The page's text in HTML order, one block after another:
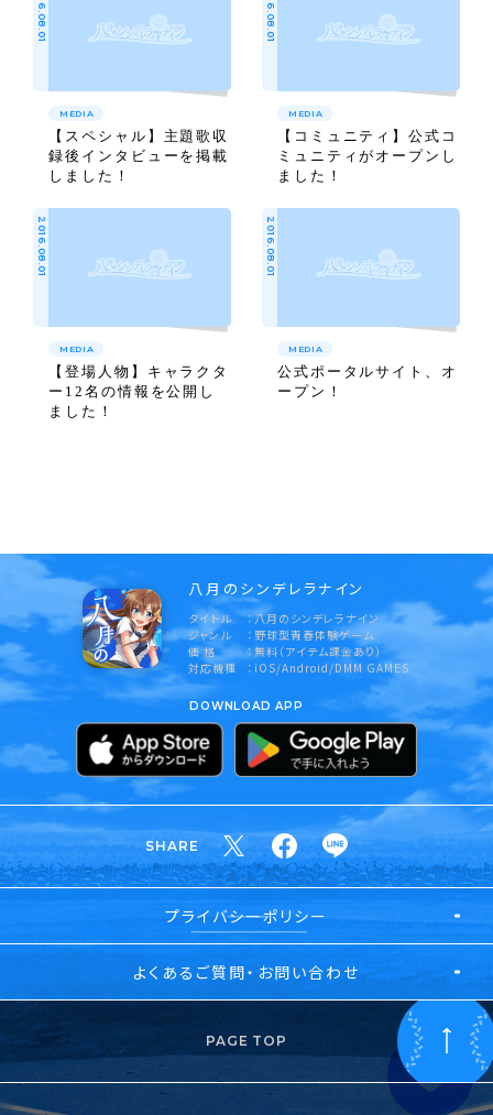
MEDIA
【スペシャル】主題歌収
録後インタビューを掲載
しました！
MEDIA
【コミュニティ】公式コ
ミュニティがオープンし
ました！
2016.08.01
MEDIA
【登場人物】キャラクタ
ー12名の情報を公開し
ました！
2016.08.01
MEDIA
公式ポータルサイト、オ
ープン！
八月のシンデレラナイン
タイトル
八月のシンデレラナイン
ジャンル
野球型青春体験ゲーム
価 格
無料（アイテム課金あり）
対応機種
iOS/Android/DMM GAMES
DOWNLOAD APP
SHARE
プライバシーポリシー
よくあるご質問・お問い合わせ
PAGE TOP